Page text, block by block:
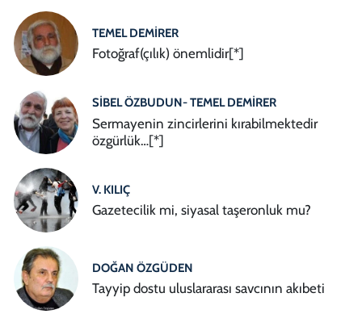
TEMEL DEMIRER
Fotoğraf(çılık) önemlidir[*]
SIBEL ÖZBUDUN- TEMEL DEMIRER
Sermayenin zincirlerini kırabilmektedir
özgürlük…[*]
V. KILIÇ
Gazetecilik mi, siyasal taşeronluk mu?
DOĞAN ÖZGÜDEN
Tayyip dostu uluslararası savcının akıbeti